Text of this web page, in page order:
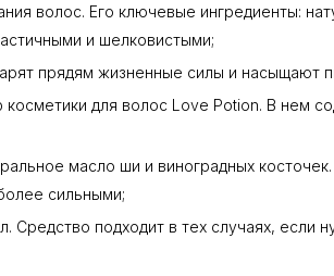
волос. Его ключевые ингредиенты:
и шелковистыми;
прядям жизненные силы и насыщают
для волос Love Potion. В нем
масло ши и виноградных
сильными;
подходит в тех случаях, если